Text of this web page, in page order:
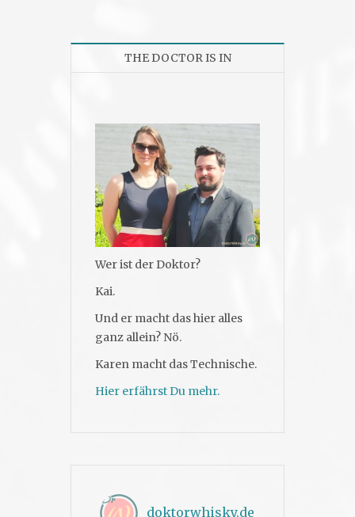
THE DOCTOR IS IN
Wer ist der Doktor?
Kai.
Und er macht das hier alles
ganz allein? Nö.
Karen macht das Technische.
Hier erfährst Du mehr.
doktorwhisky.de